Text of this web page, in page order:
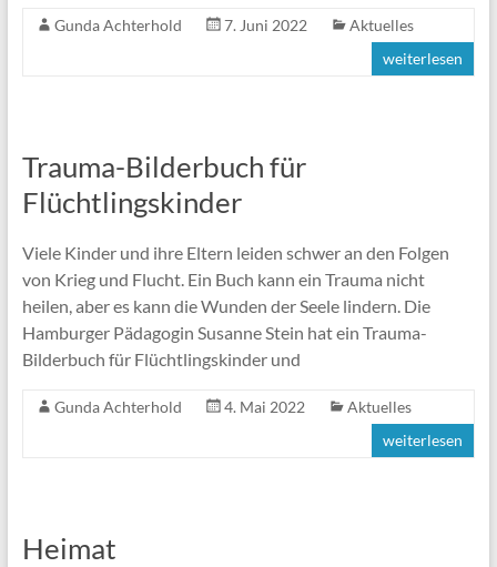
Gunda Achterhold 7. Juni 2022
Aktuelles
weiterlesen
Trauma-Bilderbuch für
Flüchtlingskinder
Viele Kinder und ihre Eltern leiden schwer an den Folgen
von Krieg und Flucht. Ein Buch kann ein Trauma nicht
heilen, aber es kann die Wunden der Seele lindern. Die
Hamburger Pädagogin Susanne Stein hat ein Trauma-
Bilderbuch für Flüchtlingskinder und
Gunda Achterhold 4. Mai 2022
Aktuelles
weiterlesen
Heimat